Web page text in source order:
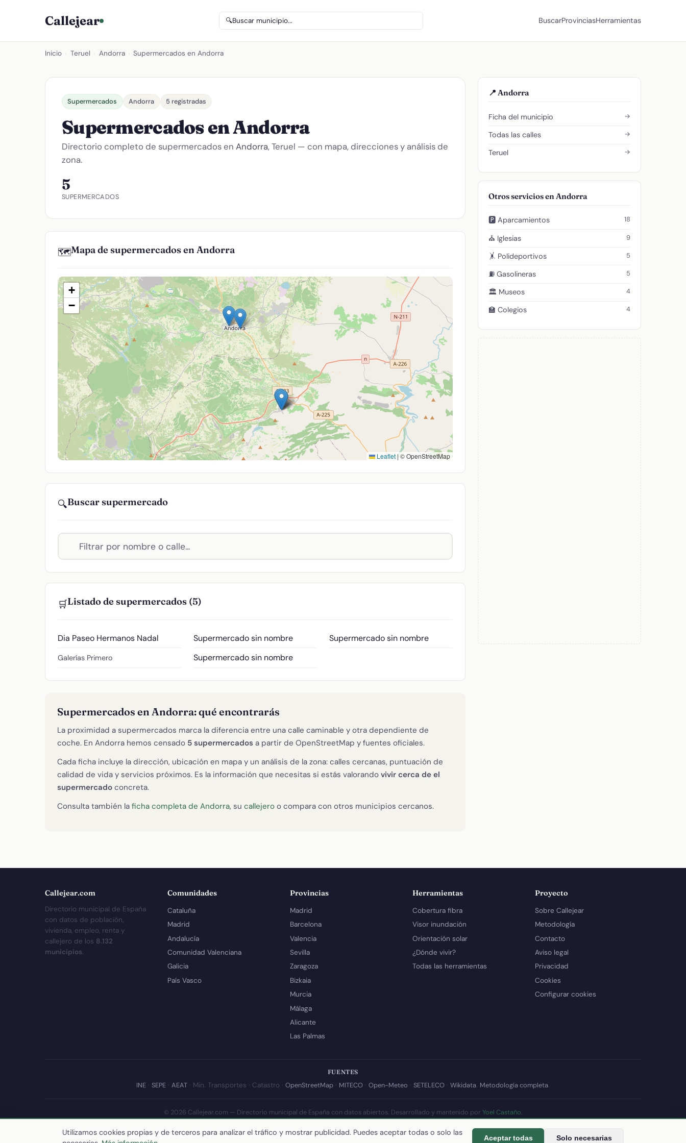
Callejear 🔍Buscar municipio... BuscarProvinciasHerramientas
Inicio Teruel Andorra Supermercados en Andorra
Supermercados Andorra 5 registradas
Supermercados en Andorra
Directorio completo de supermercados en Andorra, Teruel — con mapa, direcciones y análisis de
zona.
5
SUPERMERCADOS
🗺️Mapa de supermercados en Andorra
+
−
Leaflet | © OpenStreetMap
🔍Buscar supermercado
🛒Listado de supermercados (5)
Dia Paseo Hermanos Nadal
Galerías Primero
Supermercado sin nombre
Supermercado sin nombre
Supermercado sin nombre
Supermercados en Andorra: qué encontrarás
La proximidad a supermercados marca la diferencia entre una calle caminable y otra dependiente de
coche. En Andorra hemos censado 5 supermercados a partir de OpenStreetMap y fuentes oficiales.
Cada ficha incluye la dirección, ubicación en mapa y un análisis de la zona: calles cercanas, puntuación de
calidad de vida y servicios próximos. Es la información que necesitas si estás valorando vivir cerca de el
supermercado concreta.
Consulta también la ficha completa de Andorra, su callejero o compara con otros municipios cercanos.
📍 Andorra
Ficha del municipio →
Todas las calles →
Teruel →
Otros servicios en Andorra
🅿️ Aparcamientos 18
⛪ Iglesias 9
🤸 Polideportivos 5
⛽ Gasolineras 5
🏛️ Museos 4
🏫 Colegios 4
Callejear.com
Directorio municipal de España
con datos de población,
vivienda, empleo, renta y
callejero de los 8.132
municipios.
Comunidades
Cataluña
Madrid
Andalucía
Comunidad Valenciana
Galicia
País Vasco
Provincias
Madrid
Barcelona
Valencia
Sevilla
Zaragoza
Bizkaia
Murcia
Málaga
Alicante
Las Palmas
Herramientas
Cobertura fibra
Visor inundación
Orientación solar
¿Dónde vivir?
Todas las herramientas
Proyecto
Sobre Callejear
Metodología
Contacto
Aviso legal
Privacidad
Cookies
Configurar cookies
FUENTES
INE · SEPE · AEAT · Min. Transportes · Catastro · OpenStreetMap · MITECO · Open-Meteo · SETELECO · Wikidata. Metodología completa.
© 2026 Callejear.com — Directorio municipal de España con datos abiertos. Desarrollado y mantenido por Yoel Castaño.
Última actualización de esta página:10 de julio de 2026·Cómo calculamos los datos
Utilizamos cookies propias y de terceros para analizar el tráfico y mostrar publicidad. Puedes aceptar todas o solo las
Aceptar todas Solo necesarias